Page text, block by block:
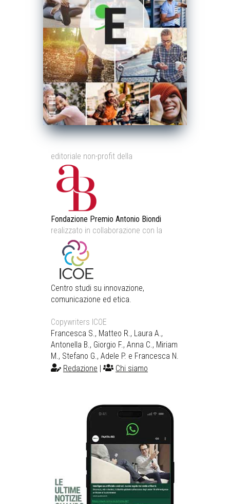
editoriale non-profit della
Fondazione Premio Antonio Biondi
realizzato in collaborazione con la
Centro studi su innovazione,
comunicazione ed etica.
Copywriters ICOE
Francesca S., Matteo R., Laura A.,
Antonella B., Giorgio F., Anna C., Miriam
M., Stefano G., Adele P. e Francesca N.
Redazione
Chi siamo